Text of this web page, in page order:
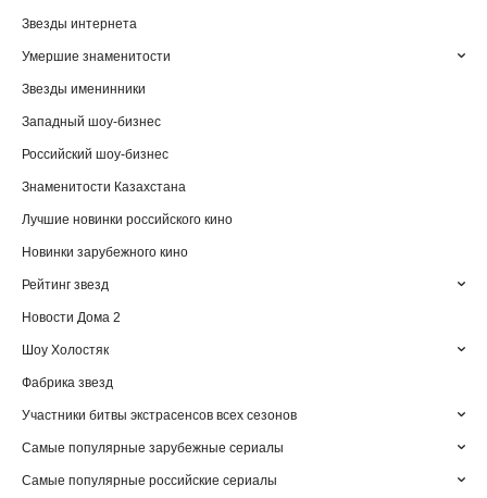
Звезды интернета
Умершие знаменитости
Звезды именинники
Западный шоу-бизнес
Российский шоу-бизнес
Знаменитости Казахстана
Лучшие новинки российского кино
Новинки зарубежного кино
Рейтинг звезд
Новости Дома 2
Шоу Холостяк
Фабрика звезд
Участники битвы экстрасенсов всех сезонов
Самые популярные зарубежные сериалы
Самые популярные российские сериалы